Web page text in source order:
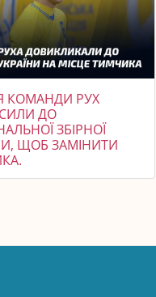
КОМАНДИ РУХ
ДО
ЗБІРНОЇ
ЩОБ ЗАМІНИТИ